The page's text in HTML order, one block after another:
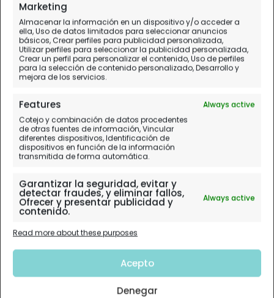
Marketing
Almacenar la información en un dispositivo y/o acceder a
ella, Uso de datos limitados para seleccionar anuncios
básicos, Crear perfiles para publicidad personalizada,
Utilizar perfiles para seleccionar la publicidad personalizada,
Crear un perfil para personalizar el contenido, Uso de perfiles
para la selección de contenido personalizado, Desarrollo y
mejora de los servicios.
Features
Always active
Cotejo y combinación de datos procedentes
de otras fuentes de información, Vincular
diferentes dispositivos, Identificación de
dispositivos en función de la información
transmitida de forma automática.
Garantizar la seguridad, evitar y
detectar fraudes, y eliminar fallos,
Ofrecer y presentar publicidad y
contenido.
Always active
Read more about these purposes
Acepto
Denegar